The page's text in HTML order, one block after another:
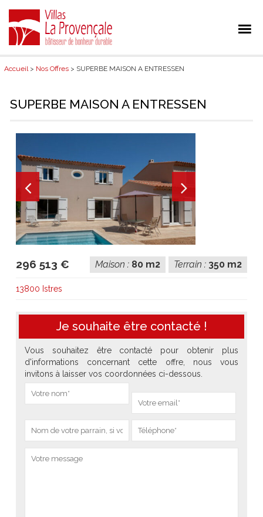
Accueil> Nos Offres > SUPERBE MAISON A ENTRESSEN
SUPERBE MAISON A ENTRESSEN
296 513 € Terrain : 350 m2
Maison : 80 m2
13800 Istres
Je souhaite être contacté !
Vous souhaitez être contacté pour obtenir plus
d'informations concernant cette offre, nous vous
invitons à laisser vos coordonnées ci-dessous.